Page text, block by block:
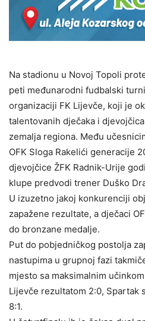
Na stadionu u Novoj Topoli
peti međunarodni fudbalski
organizaciji FK Lijevče, koji je
talentovanih dječaka i
zemalja regiona. Među
OFK Sloga Rakelići generacije
djevojčice ŽFK Radnik-Urije
klupe predvodi trener Duško
U izuzetno jakoj konkurenciji
zapažene rezultate, a dječaci
do bronzane medalje.
Put do pobjedničkog postolja
nastupima u grupnoj fazi
mjesto sa maksimalnim
Lijevče rezultatom 2:0, Spartak
8:1.